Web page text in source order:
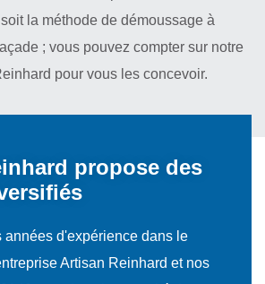
la méthode de démoussage à
; vous pouvez compter sur notre
pour vous les concevoir.
propose des
années d'expérience dans le
Artisan Reinhard et nos